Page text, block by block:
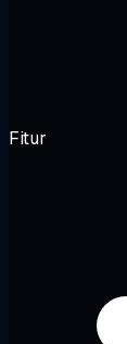
Fitur